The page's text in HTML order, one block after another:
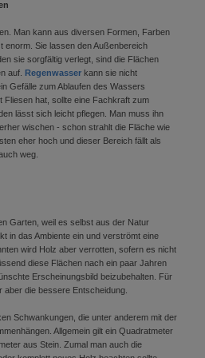
Man kann aus diversen Formen, Farben
enorm. Sie lassen den Außenbereich
sie sorgfältig verlegt, sind die Flächen
auf. Regenwasser kann sie nicht
Gefälle zum Ablaufen des Wassers
Fliesen hat, sollte eine Fachkraft zum
lässt sich leicht pflegen. Man muss ihn
wischen - schon strahlt die Fläche wie
eher hoch und dieser Bereich fällt als
weg.
Garten, weil es selbst aus der Natur
in das Ambiente ein und verströmt eine
wird Holz aber verrotten, sofern es nicht
diese Flächen nach ein paar Jahren
Erscheinungsbild beizubehalten. Für
aber die bessere Entscheidung.
Schwankungen, die unter anderem mit der
Allgemein gilt ein Quadratmeter
aus Stein. Zumal man auch die